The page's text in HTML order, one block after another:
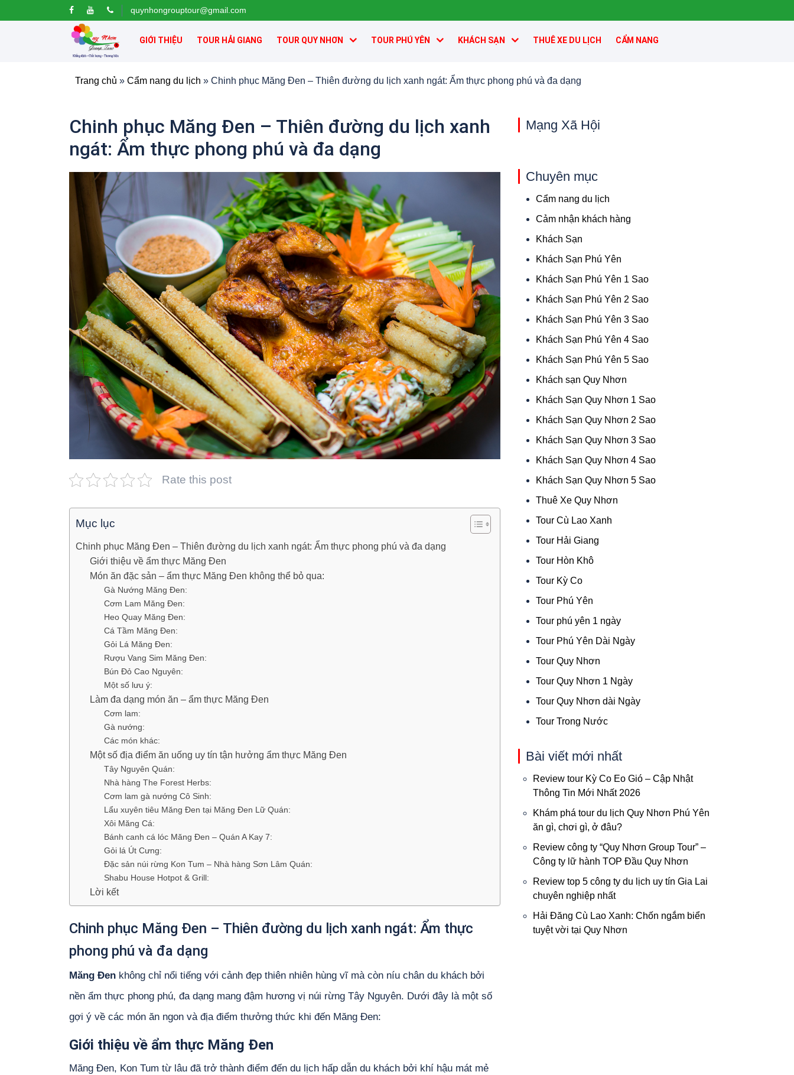
quynhongrouptour@gmail.com
GIỚI THIỆU TOUR HẢI GIANG TOUR QUY NHƠN TOUR PHÚ YÊN KHÁCH SẠN THUÊ XE DU LỊCH CẨM NANG
Trang chủ » Cẩm nang du lịch » Chinh phục Măng Đen – Thiên đường du lịch xanh ngát: Ẩm thực phong phú và đa dạng
Chinh phục Măng Đen – Thiên đường du lịch xanh
ngát: Ẩm thực phong phú và đa dạng
Rate this post
Mục lục
Chinh phục Măng Đen – Thiên đường du lịch xanh ngát: Ẩm thực phong phú và đa dạng
Giới thiệu về ẩm thực Măng Đen
Món ăn đặc sản – ẩm thực Măng Đen không thể bỏ qua:
Gà Nướng Măng Đen:
Cơm Lam Măng Đen:
Heo Quay Măng Đen:
Cá Tầm Măng Đen:
Gỏi Lá Măng Đen:
Rượu Vang Sim Măng Đen:
Bún Đỏ Cao Nguyên:
Một số lưu ý:
Làm đa dạng món ăn – ẩm thực Măng Đen
Cơm lam:
Gà nướng:
Các món khác:
Một số địa điểm ăn uống uy tín tận hưởng ẩm thực Măng Đen
Tây Nguyên Quán:
Nhà hàng The Forest Herbs:
Cơm lam gà nướng Cô Sinh:
Lẩu xuyên tiêu Măng Đen tại Măng Đen Lữ Quán:
Xôi Măng Cá:
Bánh canh cá lóc Măng Đen – Quán A Kay 7:
Gỏi lá Út Cưng:
Đặc sản núi rừng Kon Tum – Nhà hàng Sơn Lâm Quán:
Shabu House Hotpot & Grill:
Lời kết
Chinh phục Măng Đen – Thiên đường du lịch xanh ngát: Ẩm thực
phong phú và đa dạng
Măng Đen không chỉ nổi tiếng với cảnh đẹp thiên nhiên hùng vĩ mà còn níu chân du khách bởi
nền ẩm thực phong phú, đa dạng mang đậm hương vị núi rừng Tây Nguyên. Dưới đây là một số
gợi ý về các món ăn ngon và địa điểm thưởng thức khi đến Măng Đen:
Giới thiệu về ẩm thực Măng Đen
Măng Đen, Kon Tum từ lâu đã trở thành điểm đến du lịch hấp dẫn du khách bởi khí hậu mát mẻ
Mạng Xã Hội
Chuyên mục
Cẩm nang du lịch
Cảm nhận khách hàng
Khách Sạn
Khách Sạn Phú Yên
Khách Sạn Phú Yên 1 Sao
Khách Sạn Phú Yên 2 Sao
Khách Sạn Phú Yên 3 Sao
Khách Sạn Phú Yên 4 Sao
Khách Sạn Phú Yên 5 Sao
Khách sạn Quy Nhơn
Khách Sạn Quy Nhơn 1 Sao
Khách Sạn Quy Nhơn 2 Sao
Khách Sạn Quy Nhơn 3 Sao
Khách Sạn Quy Nhơn 4 Sao
Khách Sạn Quy Nhơn 5 Sao
Thuê Xe Quy Nhơn
Tour Cù Lao Xanh
Tour Hải Giang
Tour Hòn Khô
Tour Kỳ Co
Tour Phú Yên
Tour phú yên 1 ngày
Tour Phú Yên Dài Ngày
Tour Quy Nhơn
Tour Quy Nhơn 1 Ngày
Tour Quy Nhơn dài Ngày
Tour Trong Nước
Bài viết mới nhất
Review tour Kỳ Co Eo Gió – Cập Nhật
Thông Tin Mới Nhất 2026
Khám phá tour du lịch Quy Nhơn Phú Yên
ăn gì, chơi gì, ở đâu?
Review công ty “Quy Nhơn Group Tour” –
Công ty lữ hành TOP Đầu Quy Nhơn
Review top 5 công ty du lịch uy tín Gia Lai
chuyên nghiệp nhất
Hải Đăng Cù Lao Xanh: Chốn ngắm biển
tuyệt vời tại Quy Nhơn